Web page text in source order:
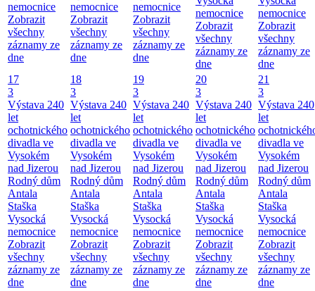
nemocnice
Zobrazit
všechny
záznamy ze
dne
nemocnice
Zobrazit
všechny
záznamy ze
dne
nemocnice
Zobrazit
všechny
záznamy ze
dne
nemocnice
Zobrazit
všechny
záznamy ze
dne
nemocnice
Zobrazit
všechny
záznamy ze
dne
17
3
Výstava 240
let
ochotnického
divadla ve
Vysokém
nad Jizerou
Rodný dům
Antala
Staška
Vysocká
nemocnice
Zobrazit
všechny
záznamy ze
dne
18
3
Výstava 240
let
ochotnického
divadla ve
Vysokém
nad Jizerou
Rodný dům
Antala
Staška
Vysocká
nemocnice
Zobrazit
všechny
záznamy ze
dne
19
3
Výstava 240
let
ochotnického
divadla ve
Vysokém
nad Jizerou
Rodný dům
Antala
Staška
Vysocká
nemocnice
Zobrazit
všechny
záznamy ze
dne
20
3
Výstava 240
let
ochotnického
divadla ve
Vysokém
nad Jizerou
Rodný dům
Antala
Staška
Vysocká
nemocnice
Zobrazit
všechny
záznamy ze
dne
21
3
Výstava 240
let
divadla ve
Vysokém
nad Jizerou
Rodný dům
Antala
Staška
Vysocká
nemocnice
Zobrazit
všechny
záznamy ze
dne